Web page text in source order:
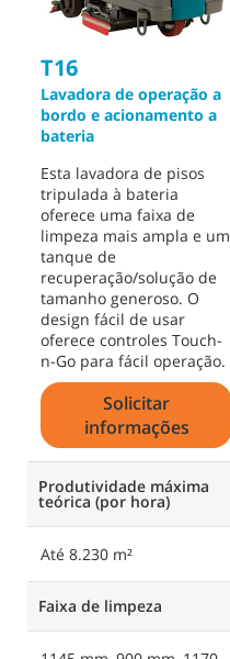
T16
Lavadora de operação a
bordo e acionamento a
bateria
Esta lavadora de pisos
tripulada à bateria
oferece uma faixa de
limpeza mais ampla e um
tanque de
recuperação/solução de
tamanho generoso. O
design fácil de usar
oferece controles Touch-
n-Go para fácil operação.
Solicitar
informações
Produtividade máxima
teórica (por hora)
Até 8.230 m²
Faixa de limpeza